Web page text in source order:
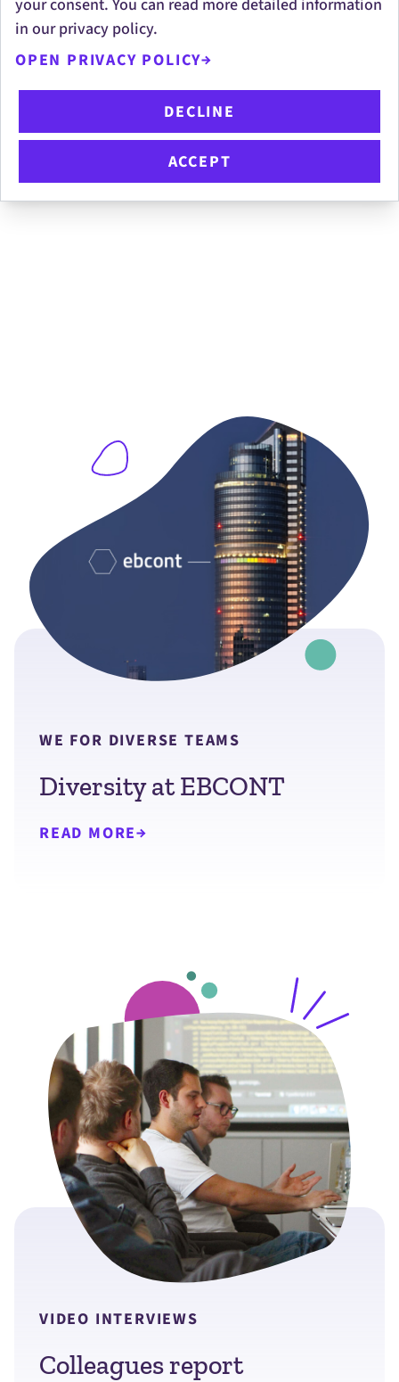
your consent. You can read more detailed information
in our privacy policy.
OPEN PRIVACY POLICY
DECLINE
ACCEPT
und sich mit uns weiterentwickeln möchten.#LI-
ME1#LI-ME1
WE FOR DIVERSE TEAMS
Diversity at EBCONT
READ MORE
VIDEO INTERVIEWS
Colleagues report